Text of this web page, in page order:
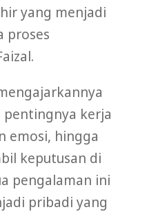
yang menjadi
proses
pentingnya kerja
emosi, hingga
keputusan di
pengalaman ini
pribadi yang